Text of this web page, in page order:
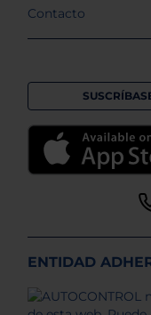
Contacto
ENTIDAD